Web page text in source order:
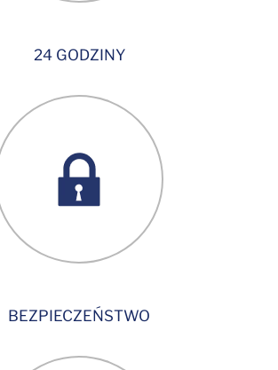
24 GODZINY
BEZPIECZEŃSTWO